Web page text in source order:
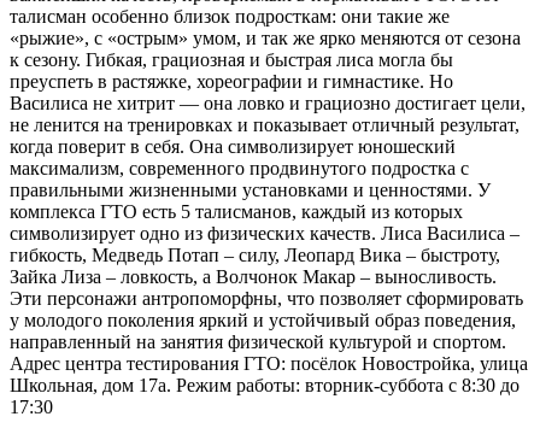
талисман особенно близок подросткам: они такие же
«рыжие», с «острым» умом, и так же ярко меняются от сезона
к сезону. Гибкая, грациозная и быстрая лиса могла бы
преуспеть в растяжке, хореографии и гимнастике. Но
Василиса не хитрит — она ловко и грациозно достигает цели,
не ленится на тренировках и показывает отличный результат,
когда поверит в себя. Она символизирует юношеский
максимализм, современного продвинутого подростка с
правильными жизненными установками и ценностями. У
комплекса ГТО есть 5 талисманов, каждый из которых
символизирует одно из физических качеств. Лиса Василиса –
гибкость, Медведь Потап – силу, Леопард Вика – быстроту,
Зайка Лиза – ловкость, а Волчонок Макар – выносливость.
Эти персонажи антропоморфны, что позволяет сформировать
у молодого поколения яркий и устойчивый образ поведения,
направленный на занятия физической культурой и спортом.
Адрес центра тестирования ГТО: посёлок Новостройка, улица
Школьная, дом 17а. Режим работы: вторник-суббота с 8:30 до
17:30